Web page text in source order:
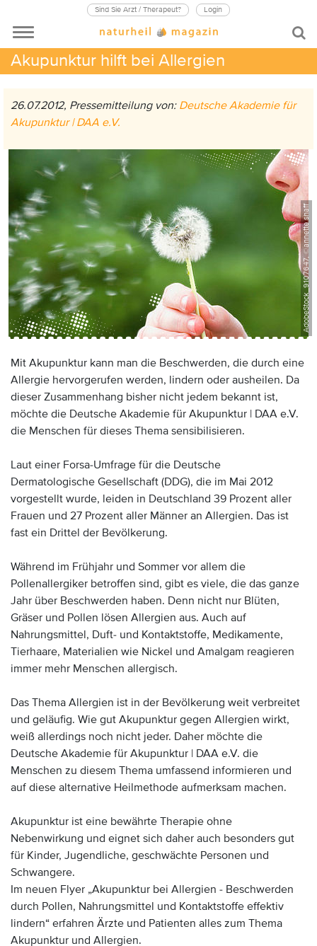
Sind Sie Arzt / Therapeut? Login
Akupunktur hilft bei Allergien
26.07.2012, Pressemitteilung von: Deutsche Akademie für
Akupunktur | DAA e.V.
AdobeStock_9107647, ©annette shaff
Anzeige:
Mit Akupunktur kann man die Beschwerden, die durch eine
Allergie hervorgerufen werden, lindern oder ausheilen. Da
dieser Zusammenhang bisher nicht jedem bekannt ist,
möchte die Deutsche Akademie für Akupunktur | DAA e.V.
die Menschen für dieses Thema sensibilisieren.
Laut einer Forsa-Umfrage für die Deutsche
Dermatologische Gesellschaft (DDG), die im Mai 2012
vorgestellt wurde, leiden in Deutschland 39 Prozent aller
Frauen und 27 Prozent aller Männer an Allergien. Das ist
fast ein Drittel der Bevölkerung.
Während im Frühjahr und Sommer vor allem die
Pollenallergiker betroffen sind, gibt es viele, die das ganze
Jahr über Beschwerden haben. Denn nicht nur Blüten,
Gräser und Pollen lösen Allergien aus. Auch auf
Nahrungsmittel, Duft- und Kontaktstoffe, Medikamente,
Tierhaare, Materialien wie Nickel und Amalgam reagieren
immer mehr Menschen allergisch.
Das Thema Allergien ist in der Bevölkerung weit verbreitet
und geläufig. Wie gut Akupunktur gegen Allergien wirkt,
weiß allerdings noch nicht jeder. Daher möchte die
Deutsche Akademie für Akupunktur | DAA e.V. die
Menschen zu diesem Thema umfassend informieren und
auf diese alternative Heilmethode aufmerksam machen.
Akupunktur ist eine bewährte Therapie ohne
Nebenwirkung und eignet sich daher auch besonders gut
für Kinder, Jugendliche, geschwächte Personen und
Schwangere.
Im neuen Flyer „Akupunktur bei Allergien - Beschwerden
durch Pollen, Nahrungsmittel und Kontaktstoffe effektiv
lindern“ erfahren Ärzte und Patienten alles zum Thema
Akupunktur und Allergien.